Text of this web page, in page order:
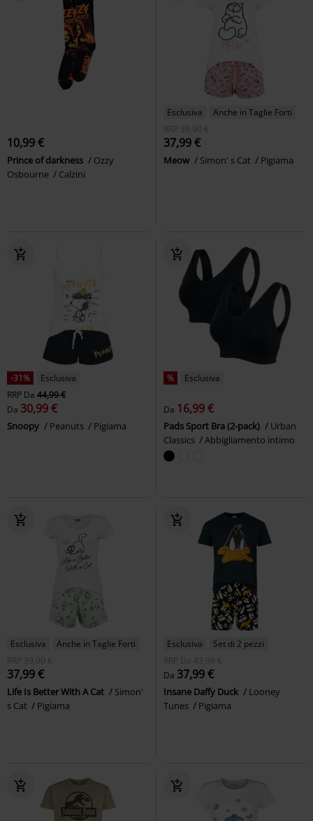
10,99 €
Prince of darkness
Ozzy
Osbourne
Calzini
Esclusiva
Anche in Taglie Forti
RRP
39,90 €
37,99 €
Meow Simon' s Cat Pigiama
-31%
Esclusiva
RRP Da 44,99 €
Da 30,99 €
Snoopy Peanuts Pigiama
% Esclusiva
Da 16,99 €
Pads Sport Bra (2-pack)
Urban
Classics
Abbigliamento intimo
Esclusiva
Anche in Taglie Forti
RRP
39,90 €
37,99 €
Life Is Better With A Cat
Simon'
s Cat
Pigiama
Esclusiva
Set di 2 pezzi
RRP
Da
43,99 €
Da 37,99 €
Insane Daffy Duck
Looney
Tunes
Pigiama